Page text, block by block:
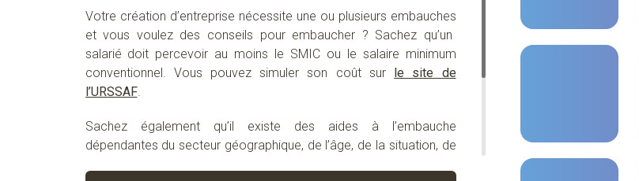
Votre création d’entreprise nécessite une ou plusieurs embauches
et vous voulez des conseils pour embaucher ? Sachez qu’un
salarié doit percevoir au moins le SMIC ou le salaire minimum
conventionnel. Vous pouvez simuler son coûtsur le site de
l’URSSAF.
Sachez également qu’il existe des aides à l’embauche
dépendantes du secteur géographique, de l’âge, de la situation, de